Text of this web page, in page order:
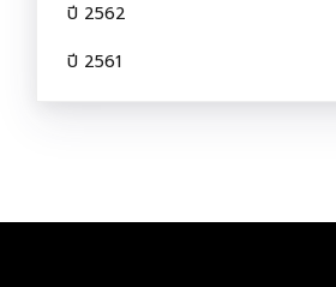
ปี 2562
ปี 2561